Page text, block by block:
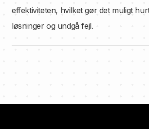
effektiviteten, hvilket gør det muligt
løsninger og undgå fejl.